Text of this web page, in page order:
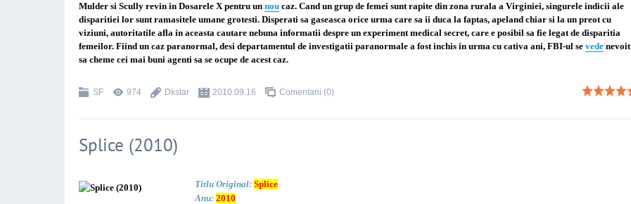
Mulder si Scully revin in Dosarele X pentru un nou caz. Cand un grup de femei sunt rapite din zona rurala a Virginiei, singurele indicii ale
disparitiei lor sunt ramasitele umane grotesti. Disperati sa gaseasca orice urma care sa ii duca la faptas, apeland chiar si la un preot cu
viziuni, autoritatile afla in aceasta cautare nebuna informatii despre un experiment medical secret, care e posibil sa fie legat de disparitia
femeilor. Fiind un caz paranormal, desi departamentul de investigatii paranormale a fost inchis in urma cu cativa ani, FBI-ul se vede nevoit
sa cheme cei mai buni agenti sa se ocupe de acest caz.
SF 974 Dkstar 2010.09.16 Comentarii (0)
Splice (2010)
Titlu Original: Splice
Anu: 2010